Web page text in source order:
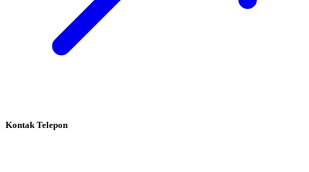
Kontak Telepon